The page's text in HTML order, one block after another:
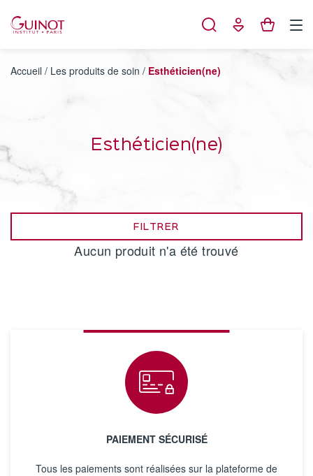
Accueil / Les produits de soin / Esthéticien(ne)
Esthéticien(ne)
FILTRER
Aucun produit n'a été trouvé
PAIEMENT SÉCURISÉ
Tous les paiements sont réalisées sur la plateforme de